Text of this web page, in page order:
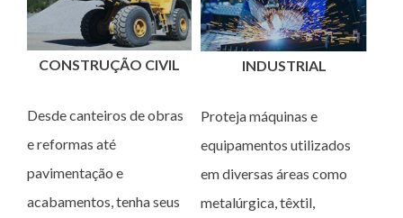
CONSTRUÇÃO CIVIL
Desde canteiros de obras
e reformas até
pavimentação e
acabamentos, tenha seus
INDUSTRIAL
Proteja máquinas e
equipamentos utilizados
em diversas áreas como
metalúrgica, têxtil,